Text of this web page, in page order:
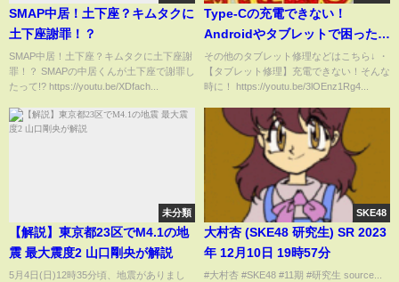
SMAP中居！土下座？キムタクに
土下座謝罪！？
SMAP中居！土下座？キムタクに土下座謝
罪！？ SMAPの中居くんが土下座で謝罪し
たって!? https://youtu.be/XDfach...
Type-Cの充電できない！
Androidやタブレットで困ったと
きはこれ！
その他のタブレット修理などはこちら↓ ・
【タブレット修理】充電できない！そんな
時に！ https://youtu.be/3lOEnz1Rg4...
未分類
【解説】東京都23区でM4.1の地
震 最大震度2 山口剛央が解説
5月4日(日)12時35分頃、地震がありまし
SKE48
大村杏 (SKE48 研究生) SR 2023
年 12月10日 19時57分
#大村杏 #SKE48 #11期 #研究生 source...